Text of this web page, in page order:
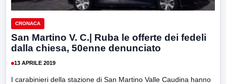
CRONACA
San Martino V. C.| Ruba le offerte dei fedeli
dalla chiesa, 50enne denunciato
13 APRILE 2019
I carabinieri della stazione di San Martino Valle Caudina hanno